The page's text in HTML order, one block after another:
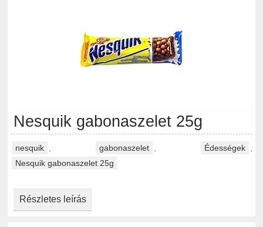
Nesquik gabonaszelet 25g
nesquik gabonaszelet Édességek
Nesquik gabonaszelet 25g
Részletes leírás